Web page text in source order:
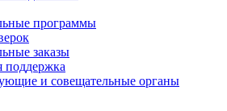
программы
заказы
поддержка
и совещательные органы